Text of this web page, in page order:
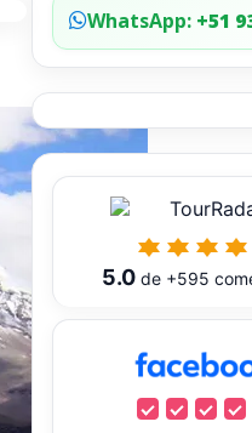
WhatsApp: +51
5.0 de +595